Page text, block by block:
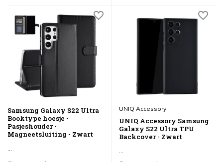
Samsung Galaxy S22 Ultra
Booktype hoesje -
Pasjeshouder -
Magneetsluiting - Zwart
UNIQ Accessory
UNIQ Accessory Samsung
Galaxy S22 Ultra TPU
Backcover - Zwart
...